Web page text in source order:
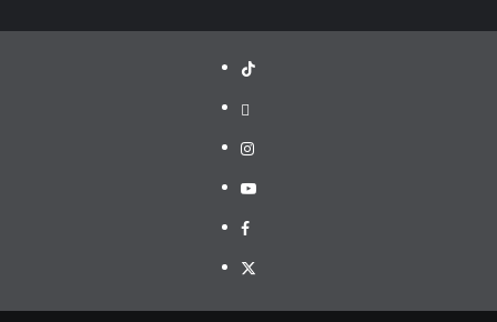
TikTok
threads
Instagram
Youtube
Facebook
X